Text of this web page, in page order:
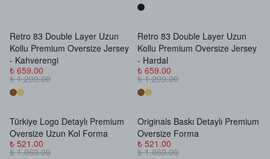
Stokta Yok
Retro 83 Double Layer Uzun
Kollu Premium Oversize Jersey
- Kahverengi
₺ 659.00
₺ 1,299.00
Stokta Yok
Retro 83 Double Layer Uzun
Kollu Premium Oversize Jersey
- Hardal
₺ 659.00
₺ 1,299.00
Stokta Yok
Türkiye Logo Detaylı Premium
Oversize Uzun Kol Forma
₺ 521.00
₺ 1,069.00
Stokta Yok
Originals Baskı Detaylı Premium
Oversize Forma
₺ 521.00
₺ 1,069.00